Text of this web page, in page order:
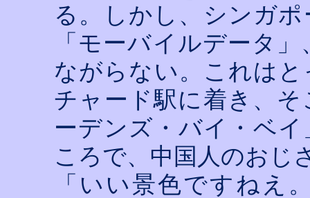
る。しかし、シンガ
「モーバイルデータ
ながらない。これは
チャード駅に着き、
ーデンズ・バイ・ベ
ころで、中国人のおじ
「いい景色ですねえ